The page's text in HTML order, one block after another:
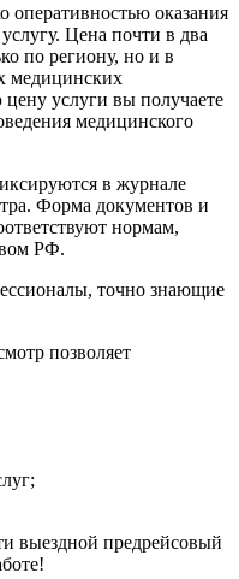
оперативностью оказания
Цена почти в два
по региону, но и в
медицинских
услуги вы получаете
медицинского
в журнале
Форма документов и
нормам,
РФ.
точно знающие
позволяет
выездной предрейсовый